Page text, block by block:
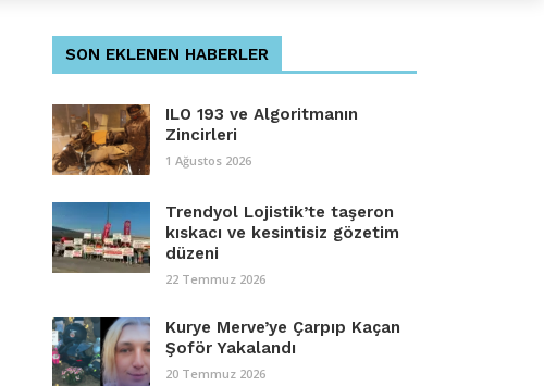
SON EKLENEN HABERLER
ILO 193 ve Algoritmanın
Zincirleri
1 Ağustos 2026
Trendyol Lojistik’te taşeron
kıskacı ve kesintisiz gözetim
düzeni
22 Temmuz 2026
Kurye Merve’ye Çarpıp Kaçan
Şoför Yakalandı
20 Temmuz 2026